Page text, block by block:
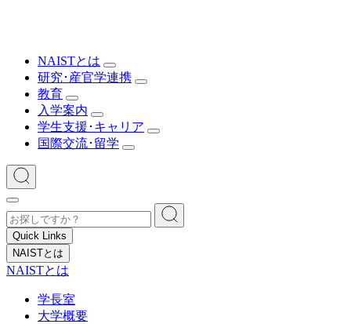
NAISTとは
研究･産官学連携
教育
入学案内
学生支援･キャリア
国際交流･留学
Quick Links
NAISTとは
NAISTとは
学長室
大学概要